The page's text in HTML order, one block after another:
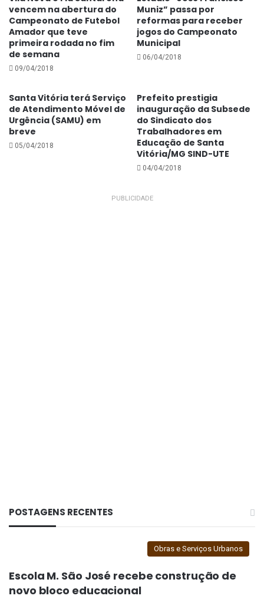
pessoas que amo
Uma mania:Mexer no cabelo
Gasta muito com:Roupa
Lembranças de infância:
Brincar de Boneca
O que é sagrado para você?
Qual seu maior tesouro?
O que não sai do seu guarda-roupa?Calça
E o que não entra?Todas entram
Um item essencial da sua bolsa:Batom
“Não espere por uma crise para descobrir
o que é importante em sua vida.”
vencem na abertura do
Campeonato de Futebol
Amador que teve
primeira rodada no fim
de semana
09/04/2018
Muniz” passa por
reformas para receber
jogos do Campeonato
Municipal
06/04/2018
Santa Vitória terá Serviço
de Atendimento Móvel de
Urgência (SAMU) em
breve
05/04/2018
Prefeito prestigia
inauguração da Subsede
do Sindicato dos
Trabalhadores em
Educação de Santa
Vitória/MG SIND-UTE
04/04/2018
PUBLICIDADE
POSTAGENS RECENTES
Obras e Serviços Urbanos
Escola M. São José recebe construção de
novo bloco educacional